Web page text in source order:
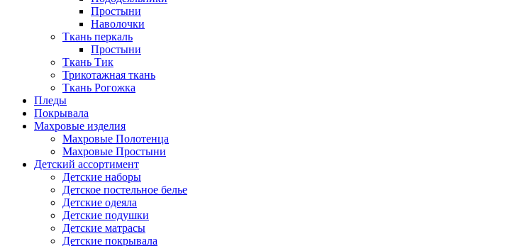
Простыни
Наволочки
Ткань перкаль
Простыни
Ткань Тик
Трикотажная ткань
Ткань Рогожка
Пледы
Покрывала
Махровые изделия
Махровые Полотенца
Махровые Простыни
Детский ассортимент
Детские наборы
Детское постельное белье
Детские одеяла
Детские подушки
Детские матрасы
Детские покрывала